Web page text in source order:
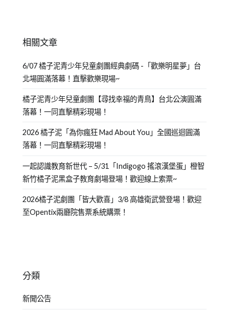
相關文章
6/07 橘子泥青少年兒童劇團經典劇碼 -「歡樂明星夢」台
北場圓滿落幕！直擊歡樂現場~
橘子泥青少年兒童劇團【尋找幸福的青鳥】台北公演圓滿
落幕！一同直擊精彩現場！
2026 橘子泥「為你瘋狂 Mad About You」全國巡迴圓滿
落幕！一同直擊精彩現場！
一起認識教育新世代 – 5/31「Indigogo 搖滾漢堡蛋」橙智
新竹橘子泥黑盒子教育劇場登場！歡迎線上索票~
2026橘子泥劇團「皆大歡喜」3/8 高雄衛武營登場！歡迎
至Opentix兩廳院售票系統購票！
分類
新聞公告